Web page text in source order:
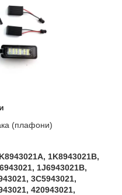
(плафони)
1K8943021B,
1J6943021B,
3C5943021,
420943021,